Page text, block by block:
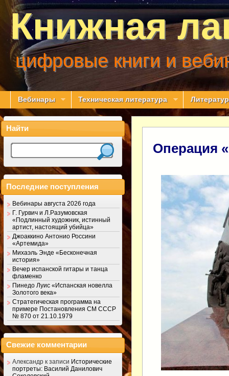
Книжная
цифровые книги и
Вебинары Техническая литература
Операция
Найти
Последние поступления
Вебинары августа 2026 года
Г. Гурвич и Л.Разумовская
«Подлинный художник, истинный
артист, настоящий убийца»
Джоаккино Антонио Россини
«Артемида»
Михаэль Энде «Бесконечная
история»
Вечер испанской гитары и танца
фламенко
Пинедо Луис «Испанская новелла
Золотого века»
Стратегическая программа на
примере Постановления СМ СССР
№ 870 от 21.10.1979
Свежие комментарии
Александр к записи Исторические
портреты: Василий Данилович